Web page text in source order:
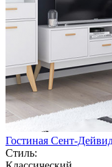
Гостиная Сент-
Стиль: